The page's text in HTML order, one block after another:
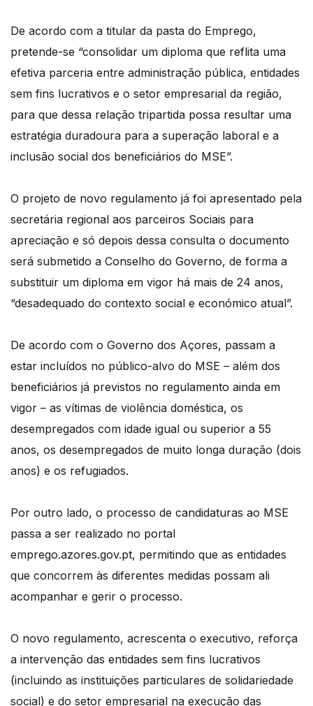
De acordo com a titular da pasta do Emprego,
pretende-se “consolidar um diploma que reflita uma
efetiva parceria entre administração pública, entidades
sem fins lucrativos e o setor empresarial da região,
para que dessa relação tripartida possa resultar uma
estratégia duradoura para a superação laboral e a
inclusão social dos beneficiários do MSE”.
O projeto de novo regulamento já foi apresentado pela
secretária regional aos parceiros Sociais para
apreciação e só depois dessa consulta o documento
será submetido a Conselho do Governo, de forma a
substituir um diploma em vigor há mais de 24 anos,
“desadequado do contexto social e económico atual”.
De acordo com o Governo dos Açores, passam a
estar incluídos no público-alvo do MSE – além dos
beneficiários já previstos no regulamento ainda em
vigor – as vítimas de violência doméstica, os
desempregados com idade igual ou superior a 55
anos, os desempregados de muito longa duração (dois
anos) e os refugiados.
Por outro lado, o processo de candidaturas ao MSE
passa a ser realizado no portal
emprego.azores.gov.pt, permitindo que as entidades
que concorrem às diferentes medidas possam ali
acompanhar e gerir o processo.
O novo regulamento, acrescenta o executivo, reforça
a intervenção das entidades sem fins lucrativos
(incluindo as instituições particulares de solidariedade
social) e do setor empresarial na execução das